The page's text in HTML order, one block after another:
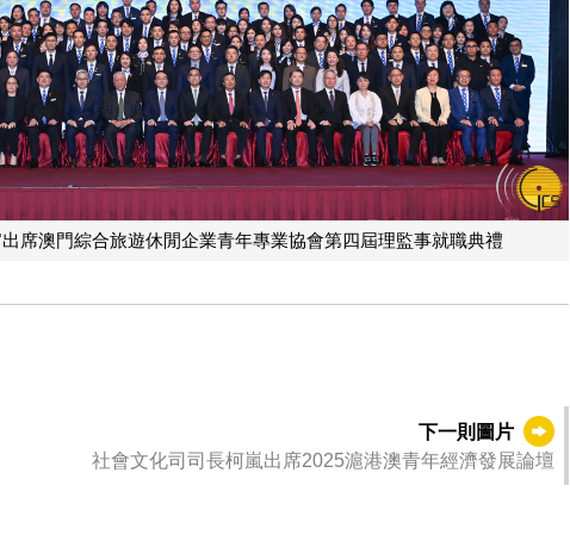
席澳門綜合旅遊休閒企業青年專業協會第四屆理監事就職典禮
下一則圖片
社會文化司司長柯嵐出席2025滬港澳青年經濟發展論壇